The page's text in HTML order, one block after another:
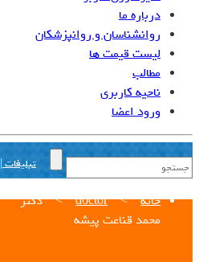
درباره ما
روانشناسان و روانپزشکان
لیست قیمت ها
مطالب
ناحیه کاربری
ورود اعضا
تبلیغات |
خانه>
doctor
>دکتر
محمد قناعت پیشه